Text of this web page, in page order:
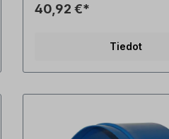
lyhentämättä akselia .
voida tilata erikseen! Kaikki tuotekuvat
muutokset ovat mahdollisia.
40,92 €*
Tiedot